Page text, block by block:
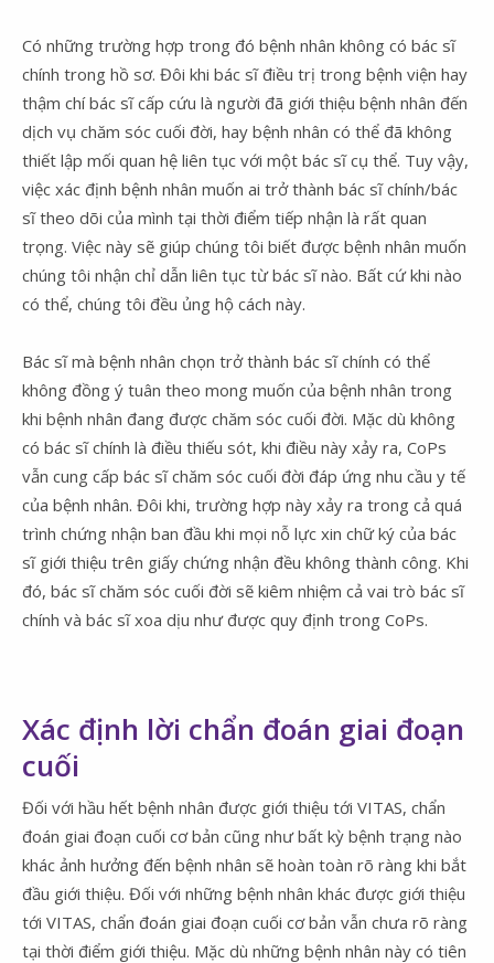
Có những trường hợp trong đó bệnh nhân không có bác sĩ
chính trong hồ sơ. Đôi khi bác sĩ điều trị trong bệnh viện hay
thậm chí bác sĩ cấp cứu là người đã giới thiệu bệnh nhân đến
dịch vụ chăm sóc cuối đời, hay bệnh nhân có thể đã không
thiết lập mối quan hệ liên tục với một bác sĩ cụ thể. Tuy vậy,
việc xác định bệnh nhân muốn ai trở thành bác sĩ chính/bác
sĩ theo dõi của mình tại thời điểm tiếp nhận là rất quan
trọng. Việc này sẽ giúp chúng tôi biết được bệnh nhân muốn
chúng tôi nhận chỉ dẫn liên tục từ bác sĩ nào. Bất cứ khi nào
có thể, chúng tôi đều ủng hộ cách này.
Bác sĩ mà bệnh nhân chọn trở thành bác sĩ chính có thể
không đồng ý tuân theo mong muốn của bệnh nhân trong
khi bệnh nhân đang được chăm sóc cuối đời. Mặc dù không
có bác sĩ chính là điều thiếu sót, khi điều này xảy ra, CoPs
vẫn cung cấp bác sĩ chăm sóc cuối đời đáp ứng nhu cầu y tế
của bệnh nhân. Đôi khi, trường hợp này xảy ra trong cả quá
trình chứng nhận ban đầu khi mọi nỗ lực xin chữ ký của bác
sĩ giới thiệu trên giấy chứng nhận đều không thành công. Khi
đó, bác sĩ chăm sóc cuối đời sẽ kiêm nhiệm cả vai trò bác sĩ
chính và bác sĩ xoa dịu như được quy định trong CoPs.
Xác định lời chẩn đoán giai đoạn
cuối
Đối với hầu hết bệnh nhân được giới thiệu tới VITAS, chẩn
đoán giai đoạn cuối cơ bản cũng như bất kỳ bệnh trạng nào
khác ảnh hưởng đến bệnh nhân sẽ hoàn toàn rõ ràng khi bắt
đầu giới thiệu. Đối với những bệnh nhân khác được giới thiệu
tới VITAS, chẩn đoán giai đoạn cuối cơ bản vẫn chưa rõ ràng
tại thời điểm giới thiệu. Mặc dù những bệnh nhân này có tiên